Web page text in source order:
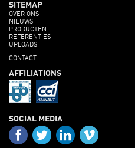
SITEMAP
OVER ONS
NIEUWS
PRODUCTEN
REFERENTIES
UPLOADS
CONTACT
AFFILIATIONS
SOCIAL MEDIA